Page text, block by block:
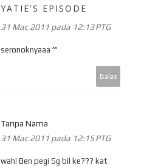
YATIE'S EPISODE
31 Mac 2011 pada 12:13 PTG
seronoknyaaa ^^
Balas
Tanpa Nama
31 Mac 2011 pada 12:15 PTG
wah! Ben pegi Sg bil ke??? kat